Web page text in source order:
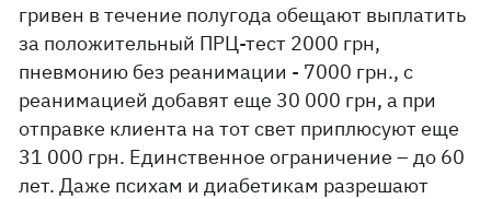
гривен в течение полугода обещают выплатить
за положительный ПРЦ-тест 2000 грн,
пневмонию без реанимации - 7000 грн., с
реанимацией добавят еще 30 000 грн, а при
отправке клиента на тот свет приплюсуют еще
31 000 грн. Единственное ограничение – до 60
лет. Даже психам и диабетикам разрешают